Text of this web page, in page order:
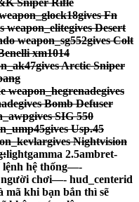
Fn
weapon_elitegives Desert
weapon_sg552gives Colt
xm1014
Arctic Sniper
weapon_hegrenadegives
Bomb Defuser
SIG 550
Usp.45
Nightvision
lightgamma 2.5ambret-
hệ thống—-
chơi—- hud_centerid
mã khi bạn bắn thì sẽ